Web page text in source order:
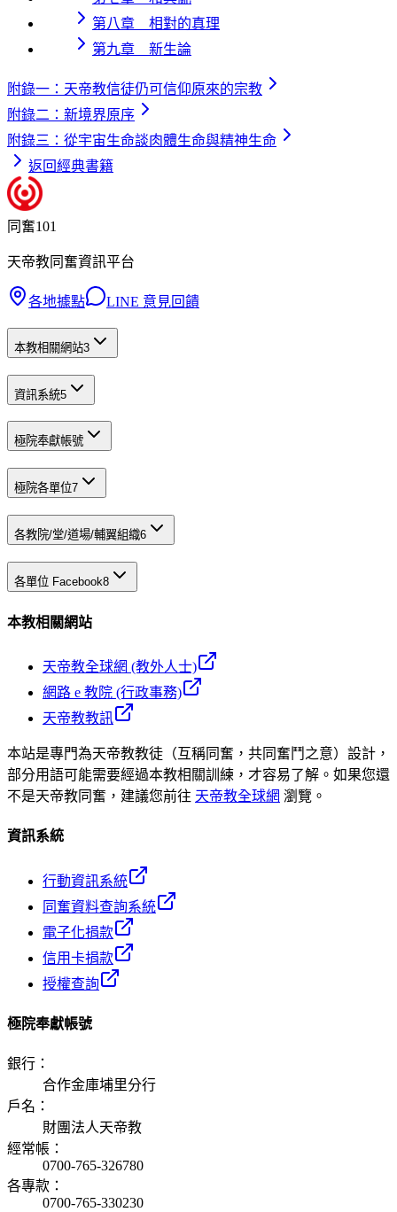
第八章 相對的真理
第九章 新生論
附錄一：天帝教信徒仍可信仰原來的宗教
附錄二：新境界原序
附錄三：從宇宙生命談肉體生命與精神生命
返回經典書籍
同奮101
天帝教同奮資訊平台
各地據點 LINE 意見回饋
本教相關網站3
資訊系統5
極院奉獻帳號
極院各單位7
各教院/堂/道場/輔翼組織6
各單位 Facebook8
本教相關網站
天帝教全球網 (教外人士)
網路 e 教院 (行政事務)
天帝教教訊
本站是專門為天帝教教徒（互稱同奮，共同奮鬥之意）設計，
部分用語可能需要經過本教相關訓練，才容易了解。如果您還
不是天帝教同奮，建議您前往 天帝教全球網 瀏覽。
資訊系統
行動資訊系統
同奮資料查詢系統
電子化捐款
信用卡捐款
授權查詢
極院奉獻帳號
銀行 ：
合作金庫埔里分行
戶名 ：
財團法人天帝教
經常帳 ：
0700-765-326780
各專款 ：
0700-765-330230